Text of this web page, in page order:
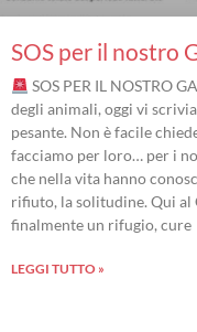
SOS per il nostro
SOS PER IL NOSTRO
degli animali, oggi vi
pesante. Non è facile
facciamo per loro… per i
che nella vita hanno
rifiuto, la solitudine. Qui
finalmente un rifugio, cure
LEGGI TUTTO »